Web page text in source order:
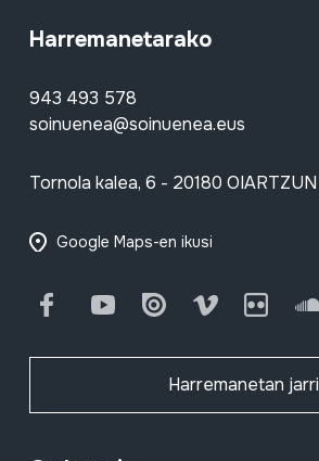
Harremanetarako
943 493 578
soinuenea@soinuenea.eus
Tornola kalea, 6 - 20180 OIARTZUN
Google Maps-en ikusi
FacebookYoutube Issuu Vimeo Flickr
Harremanetan jarri